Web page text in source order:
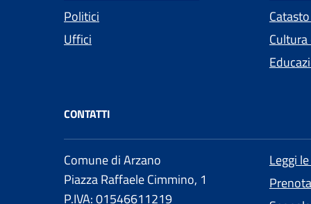
Politici
Uffici
CONTATTI
Comune di Arzano
Piazza Raffaele Cimmino, 1
P.IVA: 01546611219
Leggi